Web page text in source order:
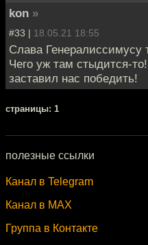
kon »
#33 | 18.05.21 18:55
Слава Генералиссимусу
Чего уж там стыдится-то!
заставил нас победить!
cтраницы: 1
полезные ссылки
Канал в Telegram
Канал в MAX
Группа в Контакте